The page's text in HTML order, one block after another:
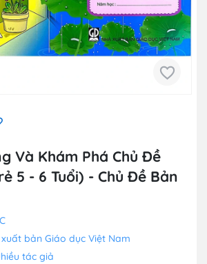
Và Khám Phá Chủ Đề
5 - 6 Tuổi) - Chủ Đề Bản
bản Giáo dục Việt Nam
tác giả